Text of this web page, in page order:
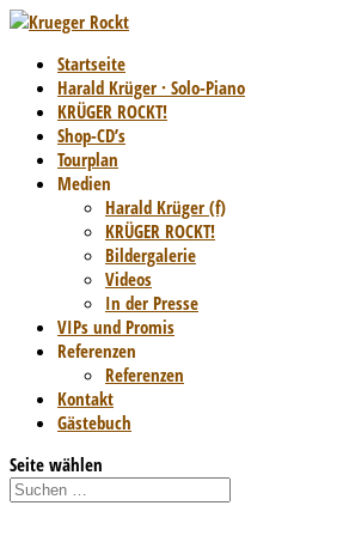
Startseite
Harald Krüger · Solo-Piano
KRÜGER ROCKT!
Shop-CD’s
Tourplan
Medien
Harald Krüger (f)
KRÜGER ROCKT!
Bildergalerie
Videos
In der Presse
VIPs und Promis
Referenzen
Referenzen
Kontakt
Gästebuch
Seite wählen